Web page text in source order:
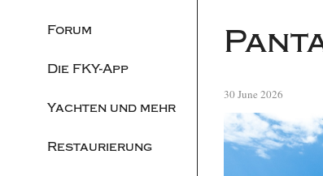
Forum
Die FKY-App
Yachten und mehr
Restaurierung
30 June 2026